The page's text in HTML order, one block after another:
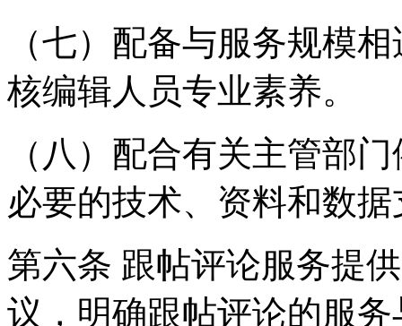
（七）配备与服务规模
核编辑人员专业素养。
（八）配合有关主管部
必要的技术、资料和数
第六条 跟帖评论服务提
议，明确跟帖评论的服